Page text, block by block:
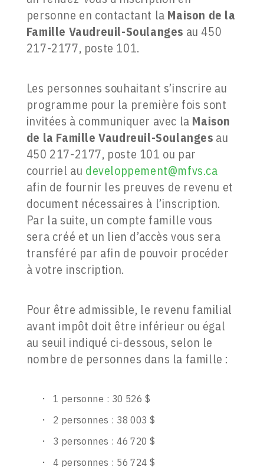
personne en contactant la Maison de la
Famille Vaudreuil-Soulanges au 450
217-2177, poste 101.
Les personnes souhaitant s’inscrire au
programme pour la première fois sont
invitées à communiquer avec la Maison
de la Famille Vaudreuil-Soulanges au
450 217-2177, poste 101 ou par
courriel au developpement@mfvs.ca
afin de fournir les preuves de revenu et
document nécessaires à l’inscription.
Par la suite, un compte famille vous
sera créé et un lien d’accès vous sera
transféré par afin de pouvoir procéder
à votre inscription.
Pour être admissible, le revenu familial
avant impôt doit être inférieur ou égal
au seuil indiqué ci-dessous, selon le
nombre de personnes dans la famille :
1 personne : 30 526 $
2 personnes : 38 003 $
3 personnes : 46 720 $
4 personnes : 56 724 $